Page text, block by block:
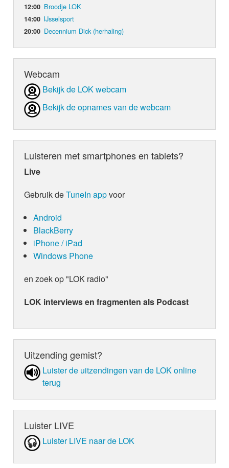
12:00 Broodje LOK
14:00 IJsselsport
20:00 Decennium Dick (herhaling)
Webcam
Bekijk de LOK webcam
Bekijk de opnames van de webcam
Luisteren met smartphones en tablets?
Live
Gebruik deTuneIn appvoor
Android
BlackBerry
iPhone / iPad
Windows Phone
en zoek op "LOK radio"
LOK interviews en fragmenten als Podcast
Uitzending gemist?
Luister de uit­zen­din­gen van de LOK online
terug
Luister LIVE
Luister LIVE naar de LOK